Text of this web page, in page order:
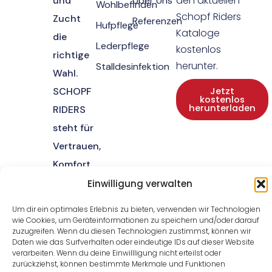
Einwilligung verwalten
Um dir ein optimales Erlebnis zu bieten, verwenden wir Technologien
wie Cookies, um Geräteinformationen zu speichern und/oder darauf
zuzugreifen. Wenn du diesen Technologien zustimmst, können wir
Daten wie das Surfverhalten oder eindeutige IDs auf dieser Website
verarbeiten. Wenn du deine Einwillligung nicht erteilst oder
zurückziehst, können bestimmte Merkmale und Funktionen
Zucht
die
richtige
Wahl.
SCHOPF
RIDERS
steht für
Vertrauen,
Komfort
Wohlbefinden
Hufpflege
Lederpflege
Stalldesinfektion
ReferenzenSchopf Riders
Kataloge
kostenlos
herunter.
Jetzt
kostenlos
herunterladen